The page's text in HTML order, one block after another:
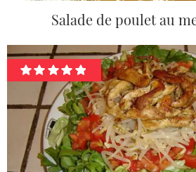
Salade de poulet au